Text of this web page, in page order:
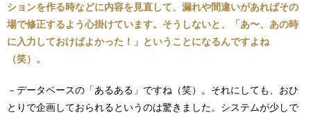
ションを作る時などに内容を見直して、漏れや間違いがあればその
場で修正するよう心掛けています。そうしないと、「あ〜、あの時
に入力しておけばよかった！」ということになるんですよね
（笑）。
－データベースの「あるある」ですね（笑）。それにしても、おひ
とりで企画しておられるというのは驚きました。システムが少しで